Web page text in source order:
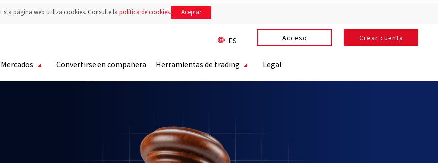
Mercados Convertirse en compañera Herramientas de trading Legal
ES Acceso Crear cuenta
Esta página web utiliza cookies. Consulte la política de cookies. Aceptar